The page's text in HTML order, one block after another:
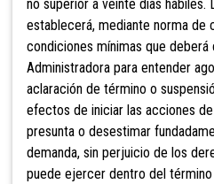
no superior a veinte días hábiles.
establecerá, mediante norma de
condiciones mínimas que
Administradora para entender
aclaración de término o
efectos de iniciar las acciones
presunta o desestimar
demanda, sin perjuicio de los
puede ejercer dentro del